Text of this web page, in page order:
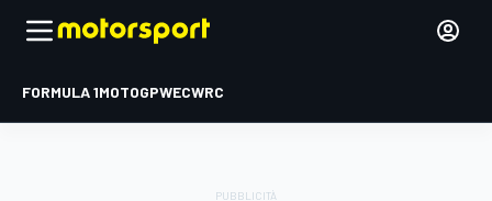
FORMULA 1MOTOGPWECWRC